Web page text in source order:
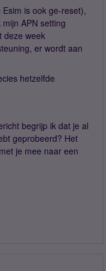
is ook ge-reset),
APN setting
deze week
er wordt aan
hetzelfde
begrijp ik dat je al
geprobeerd? Het
je mee naar een